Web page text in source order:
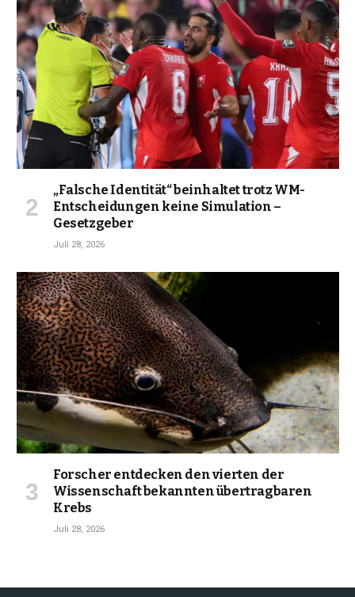
„Falsche Identität“ beinhaltet trotz WM-
Entscheidungen keine Simulation –
Gesetzgeber
Juli 28, 2026
Forscher entdecken den vierten der
Wissenschaft bekannten übertragbaren
Krebs
Juli 28, 2026